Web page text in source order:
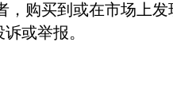
，购买到或在市场上
或举报。